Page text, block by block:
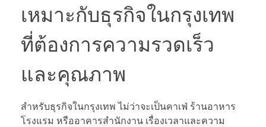
เหมาะกับธุรกิจในกรุงเทพ
ที่ต้องการความรวดเร็ว
และคุณภาพ
สำหรับธุรกิจในกรุงเทพ ไม่ว่าจะเป็นคาเฟ่ ร้านอาหาร
โรงแรม หรืออาคารสำนักงาน เรื่องเวลาและความ